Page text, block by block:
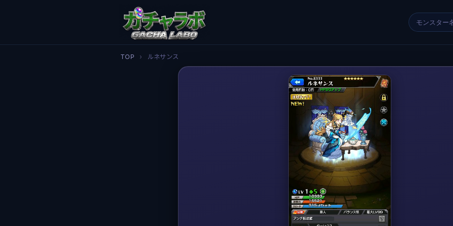
TOP › ルネサンス